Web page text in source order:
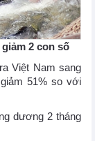
2 con số
Việt Nam sang
51% so với
dương 2 tháng